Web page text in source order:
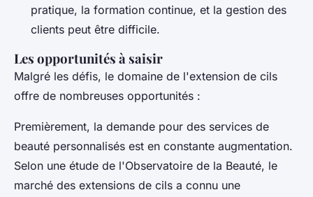
pratique, la formation continue, et la gestion des
clients peut être difficile.
Les opportunités à saisir
Malgré les défis, le domaine de l'extension de cils
offre de nombreuses opportunités :
Premièrement, la demande pour des services de
beauté personnalisés est en constante augmentation.
Selon une étude de l'Observatoire de la Beauté, le
marché des extensions de cils a connu une